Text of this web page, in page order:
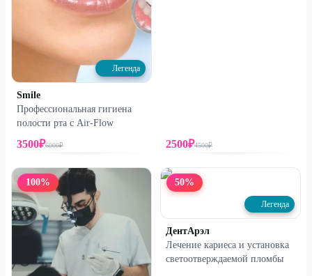
Легенда
Smile
Профессиональная гигиена
полости рта с Air-Flow
3500₽6000₽ 2500₽4500₽
100% 50%
Легенда
ДентАрэл
Лечение кариеса и установка
светоотверждаемой пломбы